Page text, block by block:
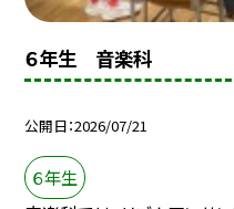
６年生 音楽科
公開日 2026/07/21
６年生